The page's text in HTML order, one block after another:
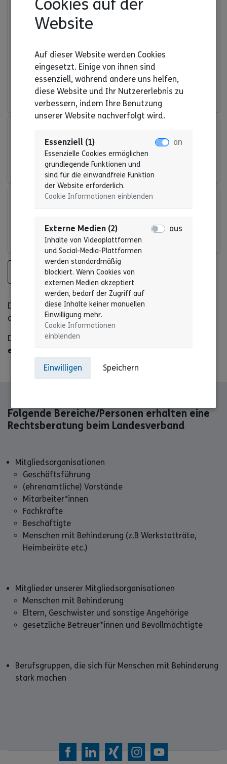
Vollversammlung
Selbst – Bestimmt! Bei der
Baden-Württemberg.
Zur Anmeldung
Treffpunkt Recht für
Geschäftsführungen
04. Dez 2026 | 11:00 Uhr
Geschäftsführungen
Alle Termine anzeigen
Die "AG Sozialrecht" findet immer am
des Monats statt.
Die "AG Recht Geschäftsführung" findet immer am
ersten Freitagdes Monats statt
Folgende Bereiche/Personen erhalten eine
Rechtsberatung beim Landesverband
Mitgliedsorganisationen
Geschäftsführung
(ehrenamtliche) Vorstände
Mitarbeiter*innen
Fachkräfte
Beschäftigte
Menschen mit Behinderung (z.B Werkstatträte,
Heimbeiräte etc.)
Mitglieder unserer Mitgliedsorganisationen
Menschen mit Behinderung
Eltern, Geschwister und sonstige Angehörige
gesetzliche Betreuer*innen und Bevollmächtigte
Berufsgruppen, die sich für Menschen mit Behinderung
stark machen
Cookies auf der
Website
Auf dieser Website werden Cookies
eingesetzt. Einige von ihnen sind
essenziell, während andere uns helfen,
diese Website und Ihr Nutzererlebnis zu
verbessern, indem Ihre Benutzung
unserer Website nachverfolgt wird.
Essenziell (1)
Essenzielle Cookies ermöglichen
grundlegende Funktionen und
sind für die einwandfreie Funktion
der Website erforderlich.
Cookie Informationen einblenden
an
Externe Medien (2)
Inhalte von Videoplattformen
und Social-Media-Plattformen
werden standardmäßig
blockiert. Wenn Cookies von
externen Medien akzeptiert
werden, bedarf der Zugriff auf
diese Inhalte keiner manuellen
Einwilligung mehr.
Cookie Informationen
einblenden
aus
Einwilligen Speichern